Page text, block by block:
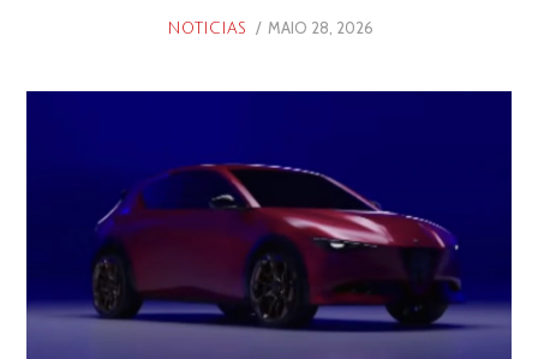
NOTICIAS
POSTED
MAIO 28, 2026